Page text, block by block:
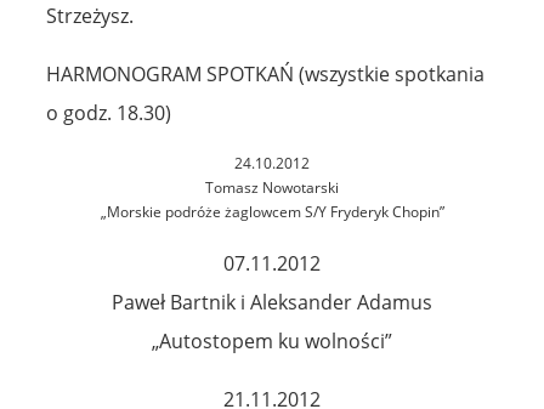
Strzeżysz.
HARMONOGRAM SPOTKAŃ (wszystkie spotkania
o godz. 18.30)
24.10.2012
Tomasz Nowotarski
„Morskie podróże żaglowcem S/Y Fryderyk Chopin”
07.11.2012
Paweł Bartnik i Aleksander Adamus
„Autostopem ku wolności”
21.11.2012